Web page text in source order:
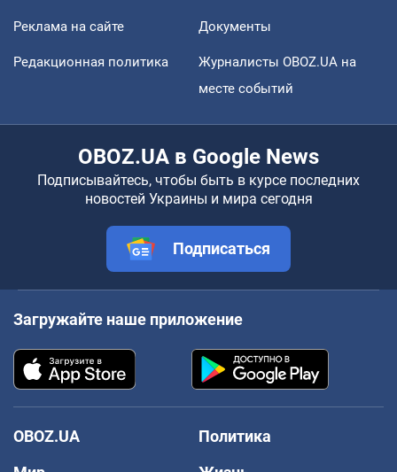
Реклама на сайте Документы
Редакционная политика
Журналисты OBOZ.UA на
месте событий
OBOZ.UA в Google News
Подписывайтесь, чтобы быть в курсе последних
новостей Украины и мира сегодня
Подписаться
Загружайте наше приложение
OBOZ.UA
Политика